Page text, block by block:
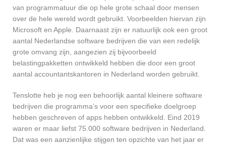
van programmatuur die op hele grote schaal door mensen
over de hele wereld wordt gebruikt. Voorbeelden hiervan zijn
Microsoft en Apple. Daarnaast zijn er natuurlijk ook een groot
aantal Nederlandse software bedrijven die van een redelijk
grote omvang zijn, aangezien zij bijvoorbeeld
belastingpakketten ontwikkeld hebben die door een groot
aantal accountantskantoren in Nederland worden gebruikt.
Tenslotte heb je nog een behoorlijk aantal kleinere software
bedrijven die programma’s voor een specifieke doelgroep
hebben geschreven of apps hebben ontwikkeld. Eind 2019
waren er maar liefst 75.000 software bedrijven in Nederland.
Dat was een aanzienlijke stijgen ten opzichte van het jaar er